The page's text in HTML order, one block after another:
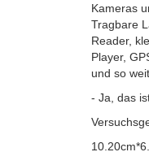
Kameras
Tragbare
Reader,
Player,
und so
- Ja, das